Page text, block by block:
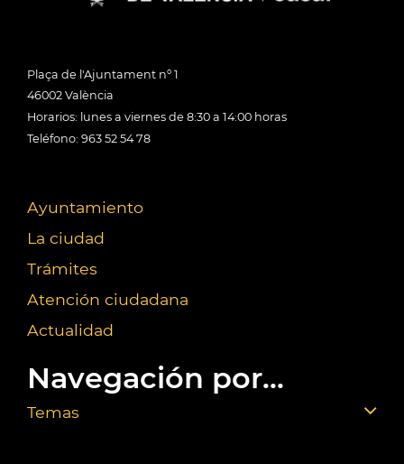
Plaça de l'Ajuntament nº 1
46002 València
Horarios: lunes a viernes de 8:30 a 14:00 horas
Teléfono: 963 52 54 78
Ayuntamiento
La ciudad
Trámites
Atención ciudadana
Actualidad
Navegación por...
Temas